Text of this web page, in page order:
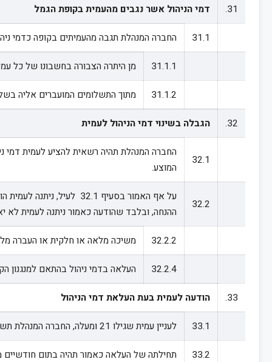
31. דמי הניהול אשר נגבים מהעמית בקופת הגמל
31.1 החברה המנהלת תגבה מהעמיתים בקופה כדמי
31.1.1 מן היתרה הצבורה בחשבונו של כל
31.1.2 מתוך התשלומים המועברים אליה
32. הגבלה בשינוי דמי הניהול לעמית
32.1
החברה המנהלת תהיה רשאית להציע לעמית דמי
המוצע.
32.2
על אף האמור בסעיף
ההנחה, ובלבד שהודעה כאמור ניתנה לעמית לא
32.2.2 משיכה מלאה או חלקית או העברה
32.2.4 העלאה בדמי ניהול בהתאם למנגנון
33. הודעה לעמית בעת העלאת דמי הניהול
33.1 לעניין עמית שגילו 21 ומעלה, החברה המנהלת תשלח לעמית הודעה במסמך נפרד על העלאת שיעור דמי הניהול הנגבים מחשבונו.
33.2 תחילתה של העלאה כאמור תהיה בתום חודשיים